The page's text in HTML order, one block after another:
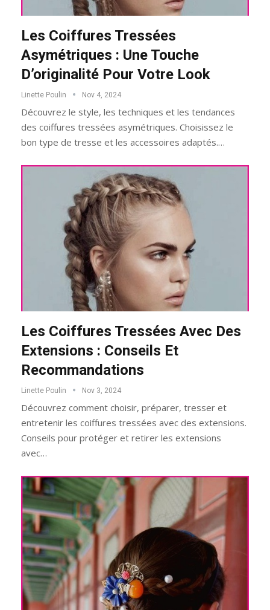
Les Coiffures Tressées
Asymétriques : Une Touche
D’originalité Pour Votre Look
Linette Poulin Nov 4, 2024
Découvrez le style, les techniques et les tendances
des coiffures tressées asymétriques. Choisissez le
bon type de tresse et les accessoires adaptés.…
Les Coiffures Tressées Avec Des
Extensions : Conseils Et
Recommandations
Linette Poulin Nov 3, 2024
Découvrez comment choisir, préparer, tresser et
entretenir les coiffures tressées avec des extensions.
Conseils pour protéger et retirer les extensions
avec…